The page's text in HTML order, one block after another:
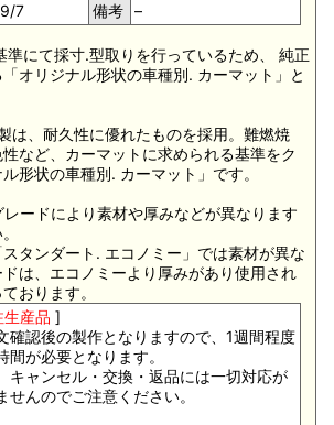
7 備考 –
準にて採寸.型取りを行っているため、 純正
オリジナル形状の車種別. カーマット」と
は、耐久性に優れたものを採用。難燃焼
など、カーマットに求められる基準をク
形状の車種別. カーマット」です。
ードにより素材や厚みなどが異なります
スタンダート. エコノミー」では素材が異な
は、エコノミーより厚みがあり使用され
おります。
生産品 ]
確認後の製作となりますので、1週間程度
間が必要となります。
キャンセル・交換・返品には一切対応が
せんのでご注意ください。